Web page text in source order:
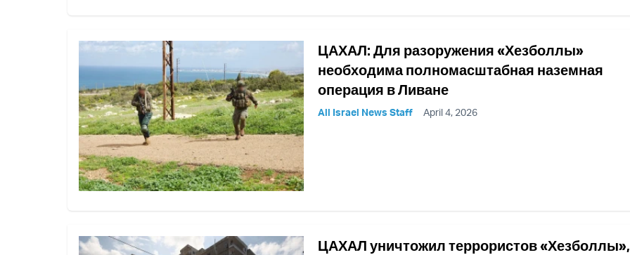
ЦАХАЛ: Для разоружения «Хезболлы»
необходима полномасштабная наземная
операция в Ливане
All Israel News Staff April 4, 2026
ЦАХАЛ уничтожил террористов «Хезболлы»,